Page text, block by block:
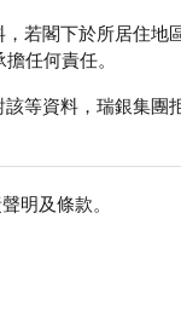
若閣下於所居住地
任何責任。
等資料，瑞銀集團
明及條款。